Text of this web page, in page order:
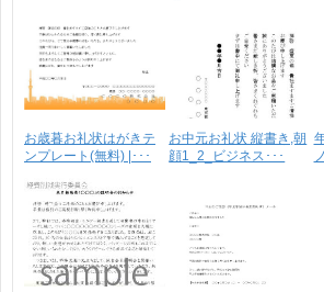
お歳暮お礼状はがきテ
ンプレート(無料) |･･･
お中元お礼状 縦書き,朝
顔1_2_ビジネス･･･